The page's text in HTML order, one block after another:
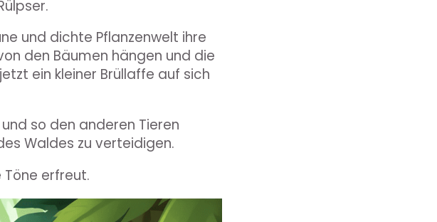
und dichte Pflanzenwelt ihre
den Bäumen hängen und die
ein kleiner Brüllaffe auf sich
so den anderen Tieren
Waldes zu verteidigen.
erfreut.